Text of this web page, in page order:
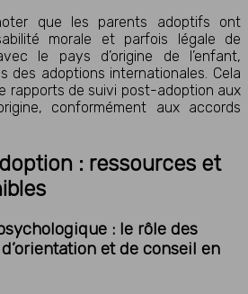
que les parents adoptifs ont
morale et parfois légale de
le pays d’origine de l’enfant,
des adoptions internationales. Cela
rapports de suivi post-adoption aux
conformément aux accords
: ressources et
: le rôle des
et de conseil en